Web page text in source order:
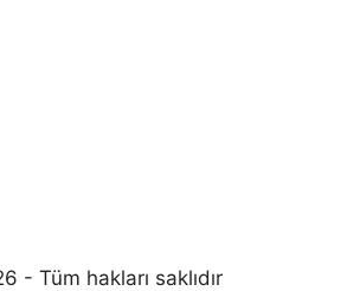
- Tüm hakları saklıdır